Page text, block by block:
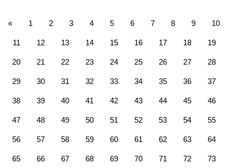
« 1 2 3 4 5 6 7 8 9 10
11 12 13 14 15 16 17 18 19
20 21 22 23 24 25 26 27 28
29 30 31 32 33 34 35 36 37
38 39 40 41 42 43 44 45 46
47 48 49 50 51 52 53 54 55
56 57 58 59 60 61 62 63 64
65 66 67 68 69 70 71 72 73